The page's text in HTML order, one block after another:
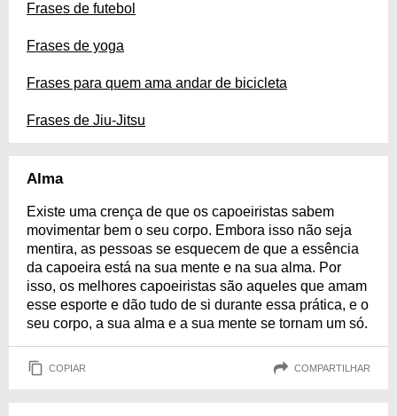
Frases de futebol
Frases de yoga
Frases para quem ama andar de bicicleta
Frases de Jiu-Jitsu
Alma
Existe uma crença de que os capoeiristas sabem
movimentar bem o seu corpo. Embora isso não seja
mentira, as pessoas se esquecem de que a essência
da capoeira está na sua mente e na sua alma. Por
isso, os melhores capoeiristas são aqueles que amam
esse esporte e dão tudo de si durante essa prática, e o
seu corpo, a sua alma e a sua mente se tornam um só.
COPIAR COMPARTILHAR